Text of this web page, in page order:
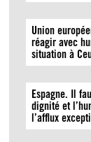
Union
réagir avec
situation à
Espagne. Il
dignité et
l’afflux